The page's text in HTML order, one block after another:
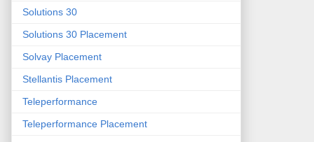
Solutions 30
Solutions 30 Placement
Solvay Placement
Stellantis Placement
Teleperformance
Teleperformance Placement